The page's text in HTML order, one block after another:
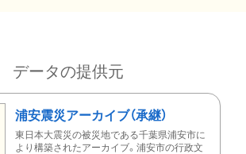
データの提供元
浦安震災アーカイブ（承継）
東日本大震災の被災地である千葉県浦安市に
より構築されたアーカイブ。浦安市の行政文